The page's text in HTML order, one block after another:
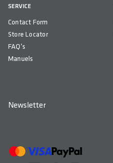
SERVICE
Contact Form
Store Locator
FAQ's
Manuels
Newsletter